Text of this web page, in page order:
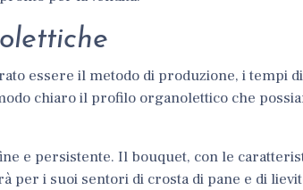
essere il metodo di produzione, i tempi
chiaro il profilo organolettico che
e persistente. Il bouquet, con le
per i suoi sentori di crosta di pane e di